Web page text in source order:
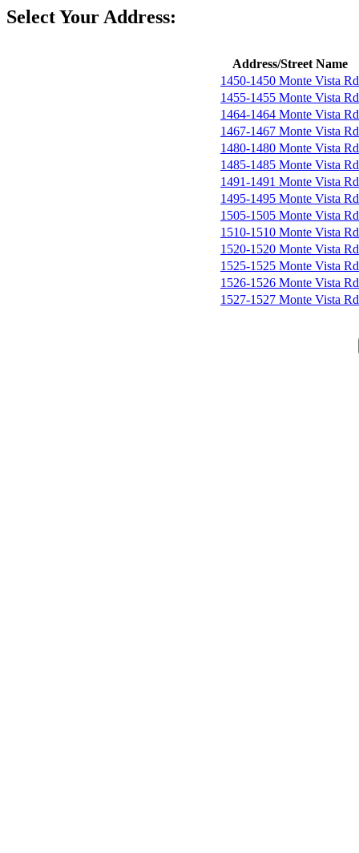
Select Your Address:
Address/Street Name
1450-1450 Monte Vista Rd
1455-1455 Monte Vista Rd
1464-1464 Monte Vista Rd
1467-1467 Monte Vista Rd
1480-1480 Monte Vista Rd
1485-1485 Monte Vista Rd
1491-1491 Monte Vista Rd
1495-1495 Monte Vista Rd
1505-1505 Monte Vista Rd
1510-1510 Monte Vista Rd
1520-1520 Monte Vista Rd
1525-1525 Monte Vista Rd
1526-1526 Monte Vista Rd
1527-1527 Monte Vista Rd